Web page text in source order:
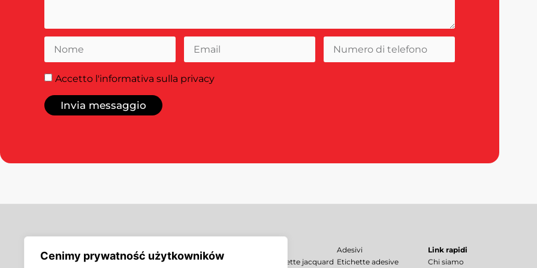
Cenimy prywatność użytkowników
Accetto l'informativa sulla privacy
Invia messaggio
Offerta
Etichette tessute, etichette jacquard
Adesivi
Etichette adesive
Link rapidi
Chi siamo